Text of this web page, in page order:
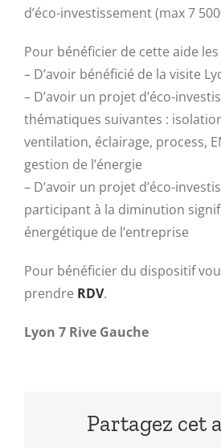
d’éco-investissement (max 7
Pour bénéficier de cette aide
– D’avoir bénéficié de la visite
– D’avoir un projet d’éco-
thématiques suivantes :
ventilation, éclairage, process,
gestion de l’énergie
– D’avoir un projet d’éco-
participant à la diminution
énergétique de l’entreprise
Pour bénéficier du dispositif
prendre RDV.
Lyon 7 Rive Gauche
Partagez cet